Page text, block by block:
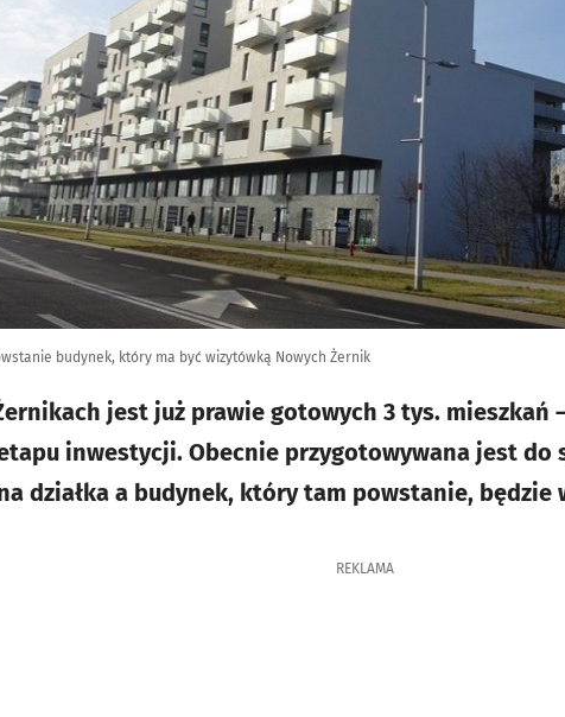
budynek, który ma być wizytówką Nowych Żernik
jest już prawie gotowych 3 tys. mieszkań
inwestycji. Obecnie przygotowywana jest do
działka a budynek, który tam powstanie, będzie
REKLAMA